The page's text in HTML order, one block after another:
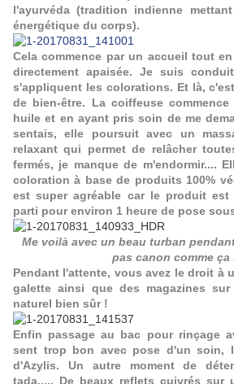
l'ayurvéda (tradition indienne
énergétique du corps).
Cela commence par un accueil tout
directement apaisée. Je suis
s'appliquent les colorations. Et là,
de bien-être. La coiffeuse
huile et en ayant pris soin de me
sentais, elle poursuit avec un
relaxant qui permet de relâcher
fermés, je manque de m'endormir....
coloration à base de produits 100%
est super agréable car le produit est
parti pour environ 1 heure de pose
Me voilà avec un beau turban
pas canon comme ça
Pendant l'attente, vous avez le droit à
galette ainsi que des magazines
naturel bien sûr !
Enfin passage au bac pour rinçage
sent trop bon avec pose d'un soin,
d'Azylis. Un autre moment de
tada..... De beaux reflets cuivrés sur